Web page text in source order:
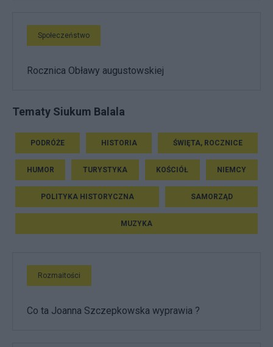
Społeczeństwo
Rocznica Obławy augustowskiej
Tematy Siukum Balala
PODRÓŻE HISTORIA ŚWIĘTA, ROCZNICE
HUMOR TURYSTYKA KOŚCIÓŁ NIEMCY
POLITYKA HISTORYCZNA SAMORZĄD
MUZYKA
Rozmaitości
Co ta Joanna Szczepkowska wyprawia ?